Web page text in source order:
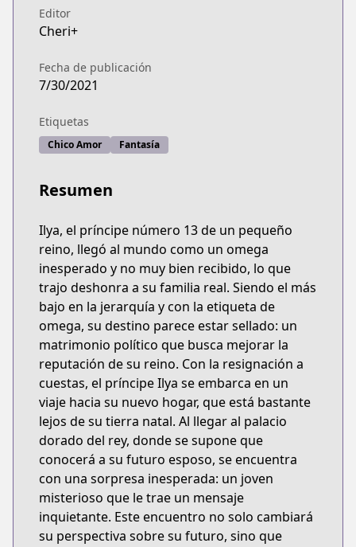
Editor
Cheri+
Fecha de publicación
7/30/2021
Etiquetas
Chico Amor Fantasía
Resumen
Ilya, el príncipe número 13 de un pequeño
reino, llegó al mundo como un omega
inesperado y no muy bien recibido, lo que
trajo deshonra a su familia real. Siendo el más
bajo en la jerarquía y con la etiqueta de
omega, su destino parece estar sellado: un
matrimonio político que busca mejorar la
reputación de su reino. Con la resignación a
cuestas, el príncipe Ilya se embarca en un
viaje hacia su nuevo hogar, que está bastante
lejos de su tierra natal. Al llegar al palacio
dorado del rey, donde se supone que
conocerá a su futuro esposo, se encuentra
con una sorpresa inesperada: un joven
misterioso que le trae un mensaje
inquietante. Este encuentro no solo cambiará
su perspectiva sobre su futuro, sino que